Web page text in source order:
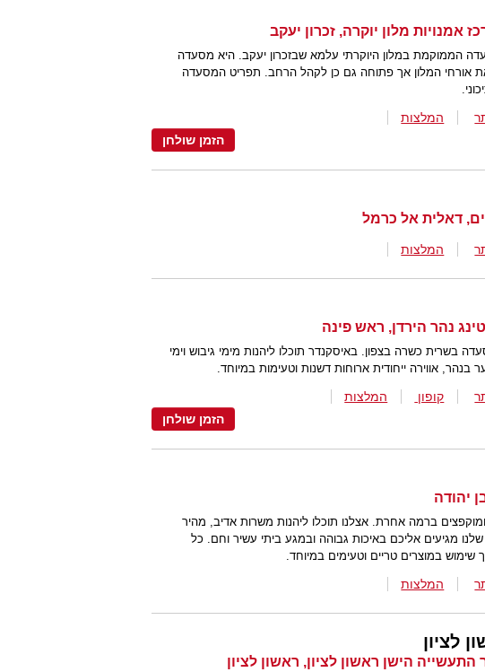
הממוקמת במלון היוקרתי עלמא שבזכרון יעקב. היא מסעדה
אורחי המלון אך פתוחה גם כן לקהל הרחב. תפריט המסעדה
המלצות
הזמן שולחן
דאלית אל כרמל
המלצות
נהר הירדן, ראש פינה
בשרית כשרה בצפון. באיסקנדר תוכלו ליהנות מימי גיבוש וימי
בנהר, אווירה ייחודית ארוחות דשנות וטעימות במיוחד.
קופון
המלצות
הזמן שולחן
ברמה אחרת. אצלנו תוכלו ליהנות משרות אדיב, מהיר
מגיעים אליכם באיכות גבוהה ובמגע ביתי עשיר וחם. כל
שימוש במוצרים טריים וטעימים במיוחד.
המלצות
לציון